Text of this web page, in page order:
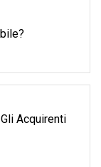
Acquirenti